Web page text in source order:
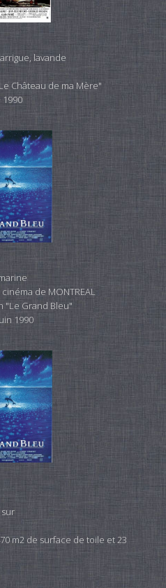
lavande
Château de ma Mère"
cinéma de MONTREAL
"Le Grand Bleu"
1990
sur
m2 de surface de toile et 23